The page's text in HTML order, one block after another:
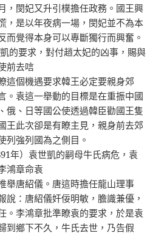
，閔妃又升引樸擔任政務。國王興
，是以年夜病一場，閔妃並不為本
而覺得本身可以專斷獨行而興奮。
要求，對付趙太妃的凶事，賜與
前去唁
個機遇要求韓王必定要親身郊
。袁這一舉動的目標是在重振中國
俄、日等國公使透過韓臣勸國王隻
王此次卻是有瞭主見，親身前去郊
列強列國為之側目。
）袁世凱的嗣母牛氏病危，袁
鴻章命袁
唐紹儀。唐這時擔任龍山理事
說：唐紹儀奸佞明敏，膽識兼優，
。李鴻章批準瞭袁的要求，於是袁
到鄉下不久，牛氏去世，乃告假